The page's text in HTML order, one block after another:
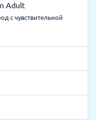
Adult
с чувствительной